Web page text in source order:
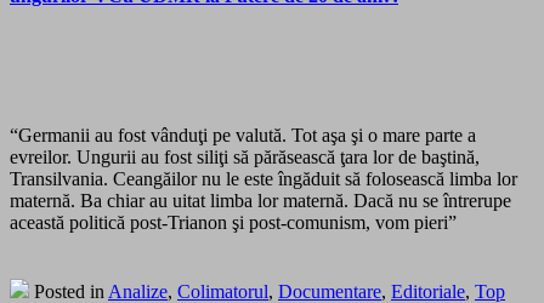
“Germanii au fost vânduţi pe valută. Tot aşa şi o mare parte a
evreilor. Ungurii au fost siliţi să părăsească ţara lor de baştină,
Transilvania. Ceangăilor nu le este îngăduit să folosească limba lor
maternă. Ba chiar au uitat limba lor maternă. Dacă nu se întrerupe
această politică post-Trianon şi post-comunism, vom pieri”
Posted in Analize, Colimatorul, Documentare, Editoriale, Top